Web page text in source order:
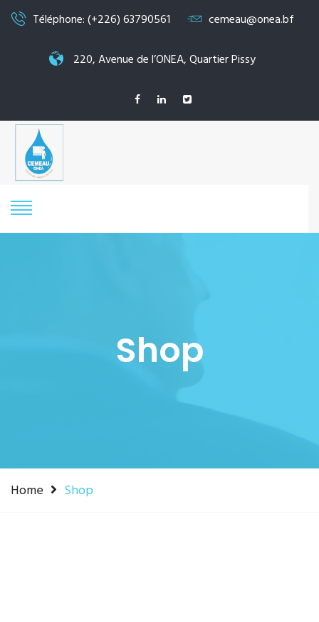
Téléphone: (+226) 63790561 cemeau@onea.bf
220, Avenue de l’ONEA, Quartier Pissy
Shop
Home Shop